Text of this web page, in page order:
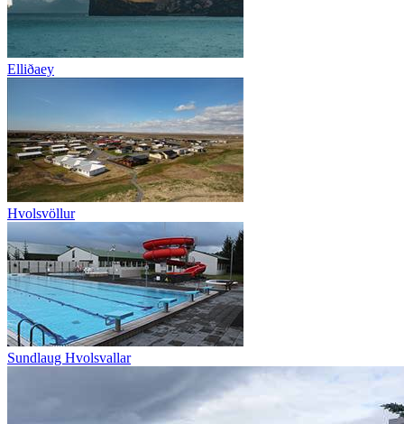
Elliðaey
Hvolsvöllur
Sundlaug Hvolsvallar